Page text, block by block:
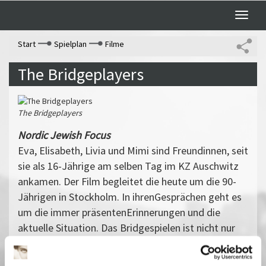
Toggle
Start
Spielplan Filme
The Bridgeplayers
The Bridgeplayers
Nordic Jewish Focus
Eva, Elisabeth, Livia und Mimi sind Freundinnen, seit
sie als 16-Jährige am selben Tag im KZ Auschwitz
ankamen. Der Film begleitet die heute um die 90-
Jährigen in Stockholm. In ihrenGesprächen geht es
um die immer präsentenErinnerungen und die
aktuelle Situation. Das Bridgespielen ist nicht nur
Zeitvertreib, sondern zentrale Lebenshilfe.